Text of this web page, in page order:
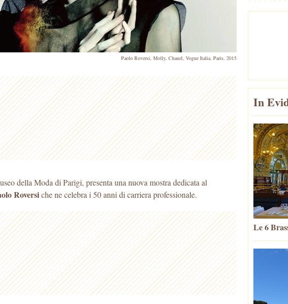
Paolo Roversi, Molly, Chanel, Vogue Italia, Paris, 2015
della Moda di Parigi, presenta una nuova mostra dedicata al
Roversiche ne celebra i 50 anni di carriera professionale.
In
Le 6